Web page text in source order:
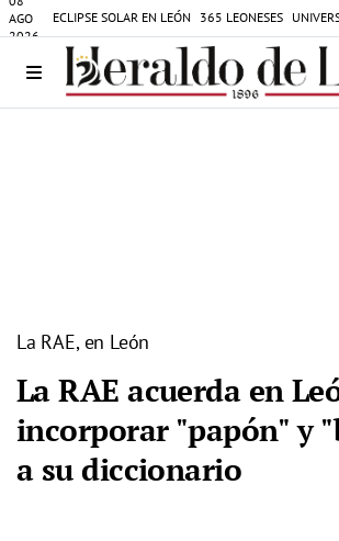
AGO
2026
ECLIPSE SOLAR EN LEÓN 365 LEONESES
La RAE, en León
La RAE acuerda en
incorporar "papón" y
a su diccionario